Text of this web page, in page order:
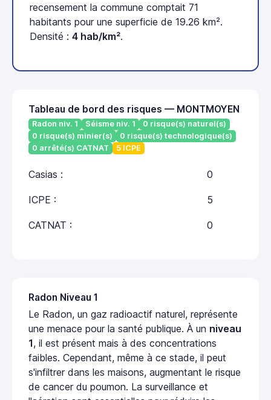
recensement la commune comptait 71
habitants pour une superficie de 19.26 km².
Densité : 4 hab/km².
Tableau de bord des risques — MONTMOYEN
Radon niv. 1 Séisme niv. 1
0 risque(s) naturel(s)
0 risque(s) minier(s)
0 risque(s) technologique(s)
0 arrêté(s) CATNAT
5 ICPE
Casias : 0
ICPE : 5
CATNAT : 0
Radon Niveau 1
Le Radon, un gaz radioactif naturel, représente
une menace pour la santé publique. À un niveau
1, il est présent mais à des concentrations
faibles. Cependant, même à ce stade, il peut
s'infiltrer dans les maisons, augmentant le risque
de cancer du poumon. La surveillance et